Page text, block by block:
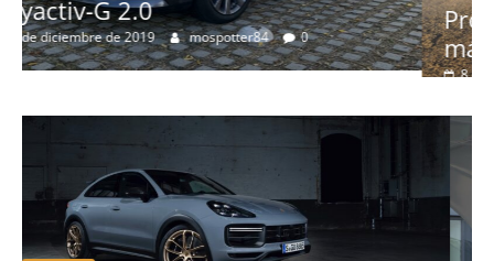
Probamos el Audi Q8 50 TDI: el SUV
más espectacular de la marca
8 de septiembre de 2019 Nacho 0